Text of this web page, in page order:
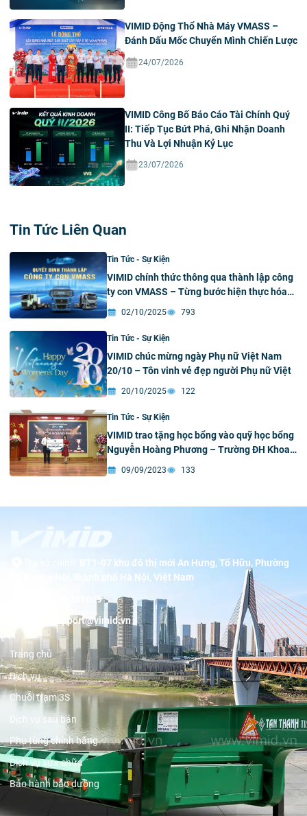
VIMID Động Thổ Nhà Máy VMASS –
Đánh Dấu Mốc Chuyển Mình Chiến Lược
24/07/2026
VIMID Công Bố Báo Cáo Tài Chính Quý
II: Tiếp Tục Bứt Phá, Ghi Nhận Doanh
Thu Và Lợi Nhuận Kỷ Lục
23/07/2026
Tin Tức Liên Quan
Tin Tức - Sự Kiện
VIMID chính thức thông qua thành lập công
ty con VMASS – Từng bước hiện thực hóa
giấc mơ thương hiệu xe tải Việt
02/10/2025 793
Tin Tức - Sự Kiện
VIMID chúc mừng ngày Phụ nữ Việt Nam
20/10 – Tôn vinh vẻ đẹp người Phụ nữ Việt
20/10/2025 122
Tin Tức - Sự Kiện
VIMID trao tặng học bổng vào quỹ học bổng
Nguyễn Hoàng Phương – Trường ĐH Khoa
học tự nhiên
09/09/2023 133
BT1-07 khu đô thị mới An Hưng, Tố Hữu, Phường
Dương Nội, thành phố Hà Nội, Việt Nam
19001089
support@vimid.vn
Trang chủ
Dịch vụ
Chuỗi trạm 3S
Dịch vụ sau bán
Phụ tùng chính hãng
Dịch vụ sửa chữa
Bảo hành bảo dưỡng